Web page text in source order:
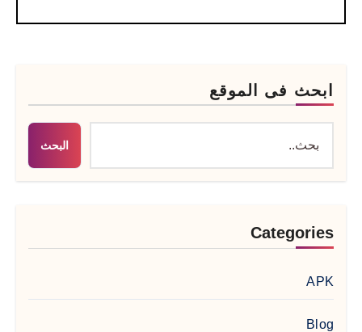
ابحث فى الموقع
البحث
Categories
APK
Blog